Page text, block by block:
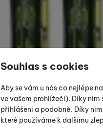
Souhlas s cookies
Aby se vám u nás co nejlépe
ve vašem prohlížeči). Díky
přihlášeni a podobně. Díky
které používáme k dalšímu